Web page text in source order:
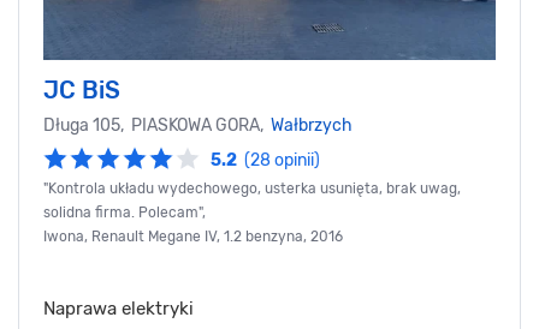
JC BiS
Długa 105, PIASKOWA GORA, Wałbrzych
5.2 (28 opinii)
"Kontrola układu wydechowego, usterka usunięta, brak uwag,
solidna firma. Polecam",
Iwona, Renault Megane IV, 1.2 benzyna, 2016
Naprawa elektryki